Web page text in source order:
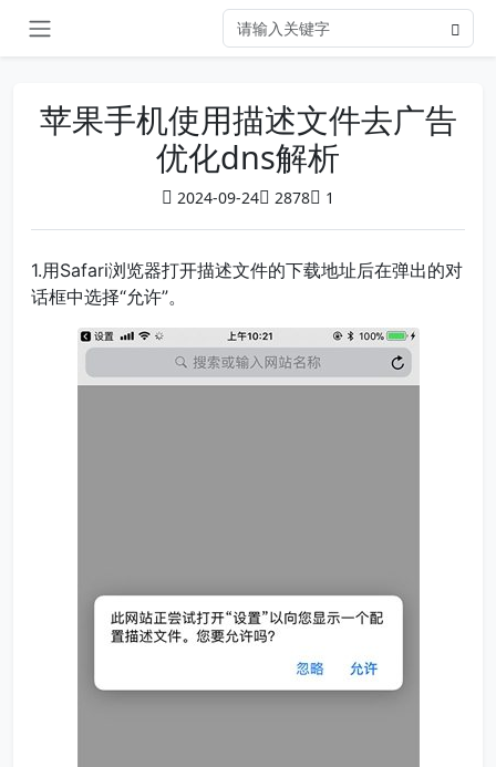
苹果手机使用描述文件去广告
优化dns解析
2024-09-24 2878 1
1.用Safari浏览器打开描述文件的下载地址后在弹出的对
话框中选择“允许”。